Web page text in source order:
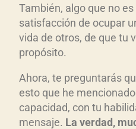
También, algo que no
satisfacción de ocupar
vida de otros, de que tu
propósito.
Ahora, te preguntarás
esto que he
capacidad, con tu
mensaje. La verdad,